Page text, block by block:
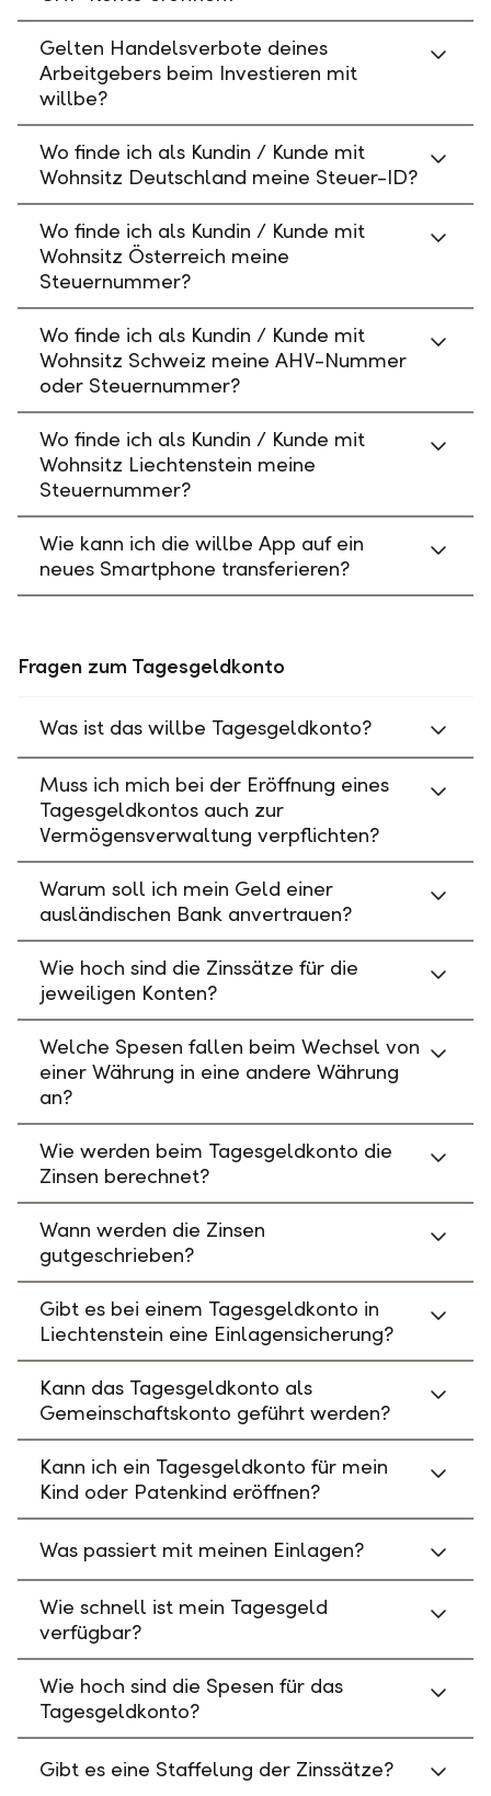
Gelten Handelsverbote deines
Arbeitgebers beim Investieren mit
willbe?
Wo finde ich als Kundin / Kunde mit
Wohnsitz Deutschland meine Steuer-ID?
Wo finde ich als Kundin / Kunde mit
Wohnsitz Österreich meine
Steuernummer?
Wo finde ich als Kundin / Kunde mit
Wohnsitz Schweiz meine AHV-Nummer
oder Steuernummer?
Wo finde ich als Kundin / Kunde mit
Wohnsitz Liechtenstein meine
Steuernummer?
Wie kann ich die willbe App auf ein
neues Smartphone transferieren?
Fragen zum Tagesgeldkonto
Was ist das willbe Tagesgeldkonto?
Muss ich mich bei der Eröffnung eines
Tagesgeldkontos auch zur
Vermögensverwaltung verpflichten?
Warum soll ich mein Geld einer
ausländischen Bank anvertrauen?
Wie hoch sind die Zinssätze für die
jeweiligen Konten?
Welche Spesen fallen beim Wechsel von
einer Währung in eine andere Währung
an?
Wie werden beim Tagesgeldkonto die
Zinsen berechnet?
Wann werden die Zinsen
gutgeschrieben?
Gibt es bei einem Tagesgeldkonto in
Liechtenstein eine Einlagensicherung?
Kann das Tagesgeldkonto als
Gemeinschaftskonto geführt werden?
Kann ich ein Tagesgeldkonto für mein
Kind oder Patenkind eröffnen?
Was passiert mit meinen Einlagen?
Wie schnell ist mein Tagesgeld
verfügbar?
Wie hoch sind die Spesen für das
Tagesgeldkonto?
Gibt es eine Staffelung der Zinssätze?